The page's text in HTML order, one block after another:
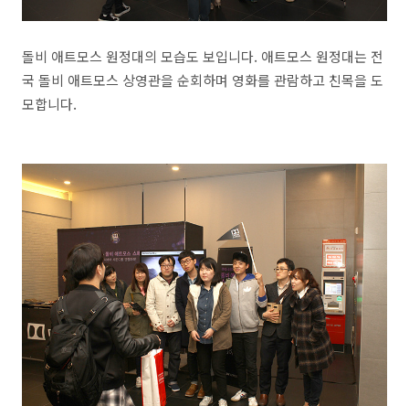
돌비 애트모스 원정대의 모습도 보입니다. 애트모스 원정대는 전
국 돌비 애트모스 상영관을 순회하며 영화를 관람하고 친목을 도
모합니다.